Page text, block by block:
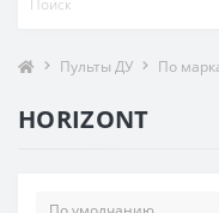
Пульты ДУ По
HORIZONT